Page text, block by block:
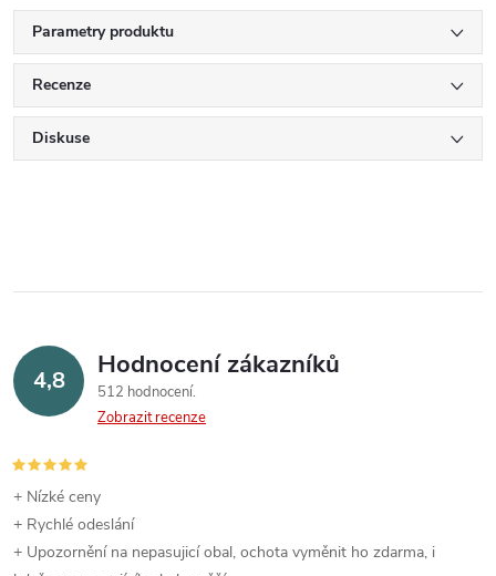
Parametry produktu
Recenze
Diskuse
4,8 Hodnocení zákazníků
512 hodnocení
Zobrazit recenze
+ Nízké ceny
+ Rychlé odeslání
+ Upozornění na nepasujicí obal, ochota vyměnit ho zdarma, i